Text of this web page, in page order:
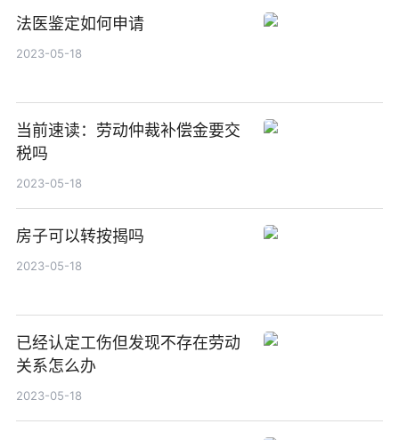
法医鉴定如何申请
2023-05-18
当前速读：劳动仲裁补偿金要交
税吗
2023-05-18
房子可以转按揭吗
2023-05-18
已经认定工伤但发现不存在劳动
关系怎么办
2023-05-18